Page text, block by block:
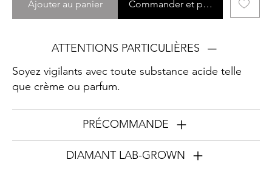
Ajouter au panier Commander et payer
ATTENTIONS PARTICULIÈRES
Soyez vigilants avec toute substance acide telle
que crème ou parfum.
PRÉCOMMANDE
DIAMANT LAB-GROWN